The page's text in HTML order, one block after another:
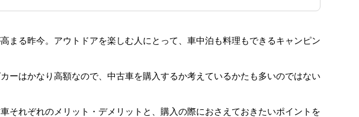
まる昨今。アウトドアを楽しむ人にとって、車中泊も料理もできるキャンピン
ーはかなり高額なので、中古車を購入するか考えているかたも多いのではない
それぞれのメリット・デメリットと、購入の際におさえておきたいポイントを